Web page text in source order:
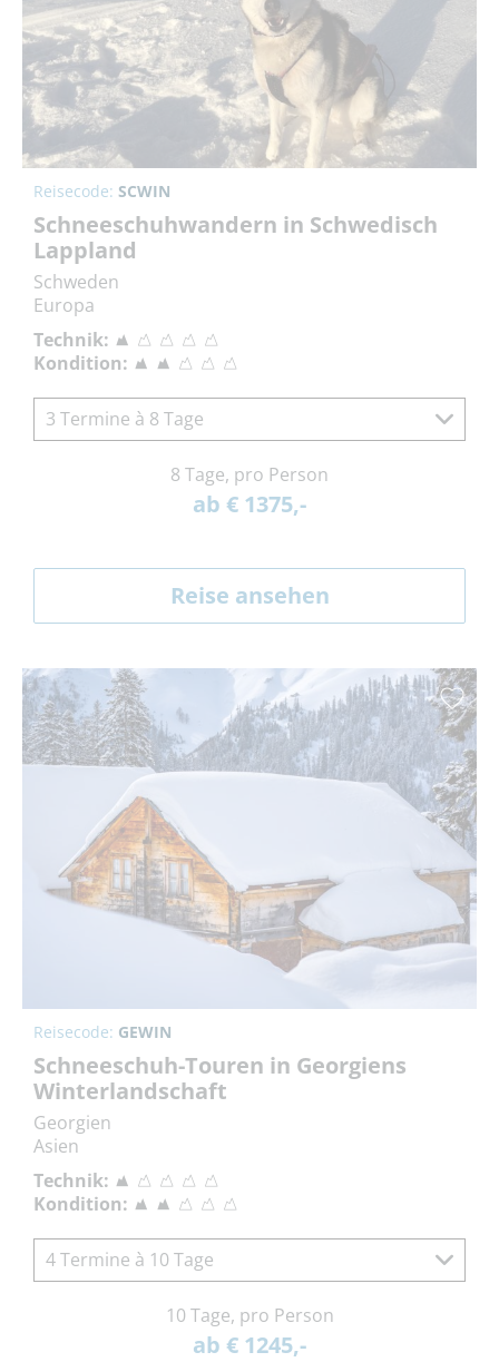
Reisecode: SCWIN
Schneeschuhwandern in Schwedisch
Lappland
Schweden
Europa
Technik:
Kondition:
3 Termine à 8 Tage
8 Tage, pro Person
ab € 1375,-
Reise ansehen
Reisecode: GEWIN
Schneeschuh-Touren in Georgiens
Winterlandschaft
Georgien
Asien
Technik:
Kondition:
4 Termine à 10 Tage
10 Tage, pro Person
ab € 1245,-